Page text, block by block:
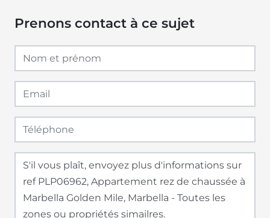
Prenons contact à ce sujet